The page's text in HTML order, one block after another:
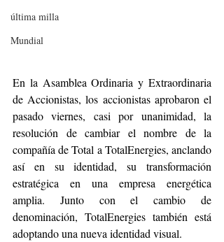
última milla
Mundial
En la Asamblea Ordinaria y Extraordinaria
de Accionistas, los accionistas aprobaron el
pasado viernes, casi por unanimidad, la
resolución de cambiar el nombre de la
compañía de Total a TotalEnergies, anclando
así en su identidad, su transformación
estratégica en una empresa energética
amplia. Junto con el cambio de
denominación, TotalEnergies también está
adoptando una nueva identidad visual.